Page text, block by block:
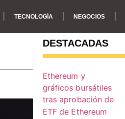
TECNOLOGÍA NEGOCIOS
DESTACADAS